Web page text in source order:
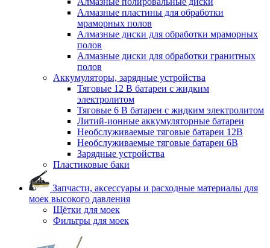
Алмазные пластины для обработки
мраморных полов
Алмазные диски для обработки мраморных
полов
Алмазные диски для обработки гранитных
полов
Аккумуляторы, зарядные устройства
Тяговые 12 В батареи с жидким
электролитом
Тяговые 6 В батареи с жидким электролитом
Литий-ионные аккумуляторные батареи
Необслуживаемые тяговые батареи 12В
Необслуживаемые тяговые батареи 6В
Зарядные устройства
Пластиковые баки
Запчасти, аксессуары и расходные материалы для
моек высокого давления
Щётки для моек
Фильтры для моек